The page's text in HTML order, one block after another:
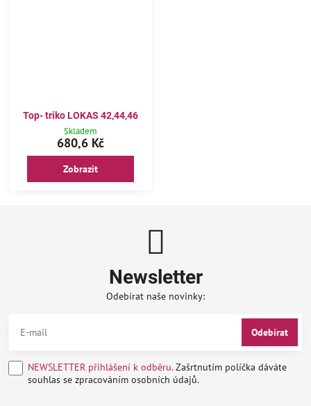
Top- triko LOKAS 42,44,46
Skladem
680,6 Kč
Zobrazit
Newsletter
Odebírat naše novinky:
Odebírat
NEWSLETTER přihlášení k odběru.Zašrtnutím políčka dáváte
souhlas se zpracováním osobních údajů.